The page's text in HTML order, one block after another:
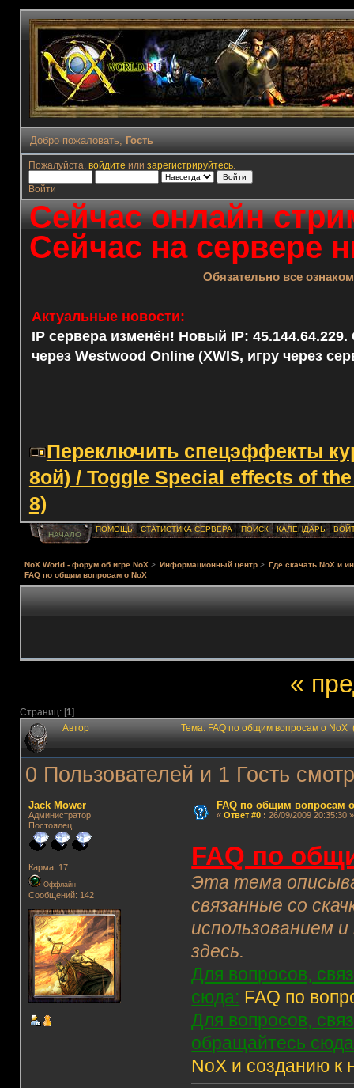
Добро пожаловать, Гость
Пожалуйста, войдите или зарегистрируйтесь.
Войти
Сейчас онлайн
Сейчас на сервере
Обязательно все
Актуальные новости:
IP сервера изменён! Новый IP: 45.144.64.229.
через Westwood Online (XWIS, игру через
Переключить спецэффекты
8ой) / Toggle Special effects of
8)
НАЧАЛО
ПОМОЩЬ СТАТИСТИКА СЕРВЕРА ПОИСК КАЛЕНДАРЬ
NoX World - форум об игре NoX > Информационный центр > Где скачать NoX и
FAQ по общим вопросам о NoX
«
Страниц: [1]
Автор Тема: FAQ по общим вопросам о NoX
0 Пользователей и 1 Гость
Jack Mower
Администратор
Постоялец
Карма: 17
Оффлайн
Сообщений: 142
FAQ по общим вопросам
« Ответ #0: 26/09/2009 20:35:30 »
FAQ по
Эта тема
связанные со
использованием
здесь.
Для вопросов,
сюда: FAQ по
Для вопросов,
обращайтесь
NoX и созданию к